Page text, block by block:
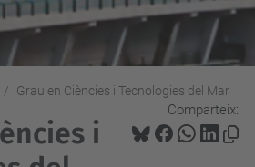
Grau en Ciències i Tecnologies del Mar
Comparteix:
i